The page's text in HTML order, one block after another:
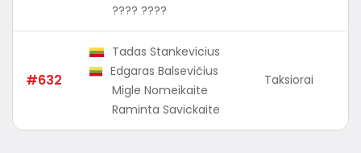
???? ????
#632
Tadas Stankevicius
Edgaras Balsevičius
Migle Nomeikaite
Raminta Savickaite
Taksiorai